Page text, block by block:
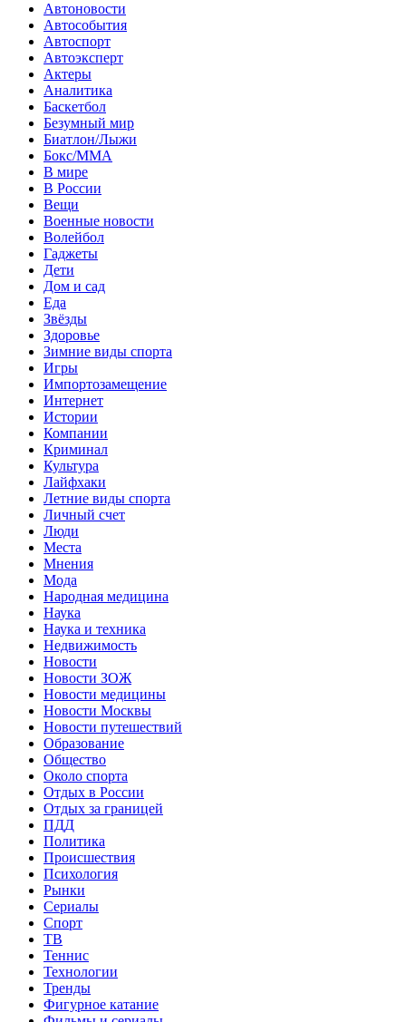
Автоновости
Автособытия
Автоспорт
Автоэксперт
Актеры
Аналитика
Баскетбол
Безумный мир
Биатлон/Лыжи
Бокс/MMA
В мире
В России
Вещи
Военные новости
Волейбол
Гаджеты
Дети
Дом и сад
Еда
Звёзды
Здоровье
Зимние виды спорта
Игры
Импортозамещение
Интернет
Истории
Компании
Криминал
Культура
Лайфхаки
Летние виды спорта
Личный счет
Люди
Места
Мнения
Мода
Народная медицина
Наука
Наука и техника
Недвижимость
Новости
Новости ЗОЖ
Новости медицины
Новости Москвы
Новости путешествий
Образование
Общество
Около спорта
Отдых в России
Отдых за границей
ПДД
Политика
Происшествия
Психология
Рынки
Сериалы
Спорт
ТВ
Теннис
Технологии
Тренды
Фигурное катание